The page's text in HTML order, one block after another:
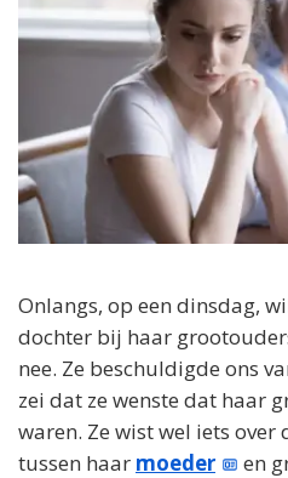
Onlangs, op een dinsdag,
dochter bij haar
nee. Ze beschuldigde ons
zei dat ze wenste dat haar
waren. Ze wist wel iets
tussen haar moeder
en